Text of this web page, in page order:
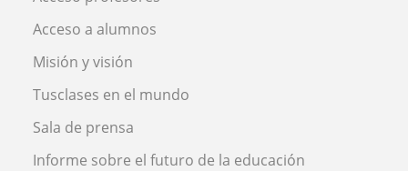
Acceso a alumnos
Misión y visión
Tusclases en el mundo
Sala de prensa
Informe sobre el futuro de la educación